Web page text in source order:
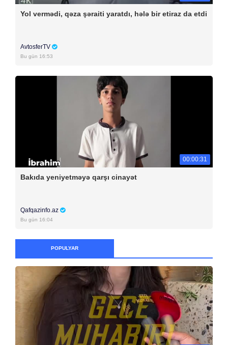
Yol vermədi, qəza şəraiti yaratdı, hələ bir etiraz da etdi
AvtosferTV
Bu gün 16:53
00:00:31
Bakıda yeniyetməyə qarşı cinayət
Qafqazinfo.az
Bu gün 16:04
POPULYAR